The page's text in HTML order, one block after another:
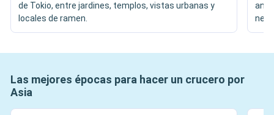
de Tokio, entre jardines, templos, vistas urbanas y
locales de ramen.
Las mejores épocas para hacer un crucero por
Asia